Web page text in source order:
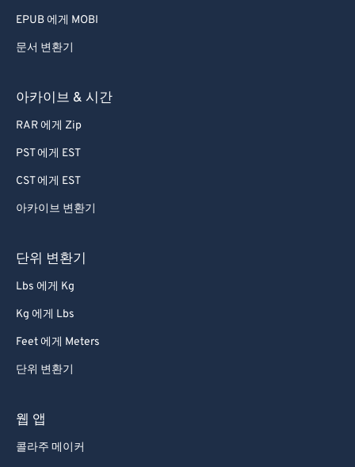
EPUB 에게 MOBI
문서 변환기
아카이브 & 시간
RAR 에게 Zip
PST 에게 EST
CST 에게 EST
아카이브 변환기
단위 변환기
Lbs 에게 Kg
Kg 에게 Lbs
Feet 에게 Meters
단위 변환기
웹 앱
콜라주 메이커